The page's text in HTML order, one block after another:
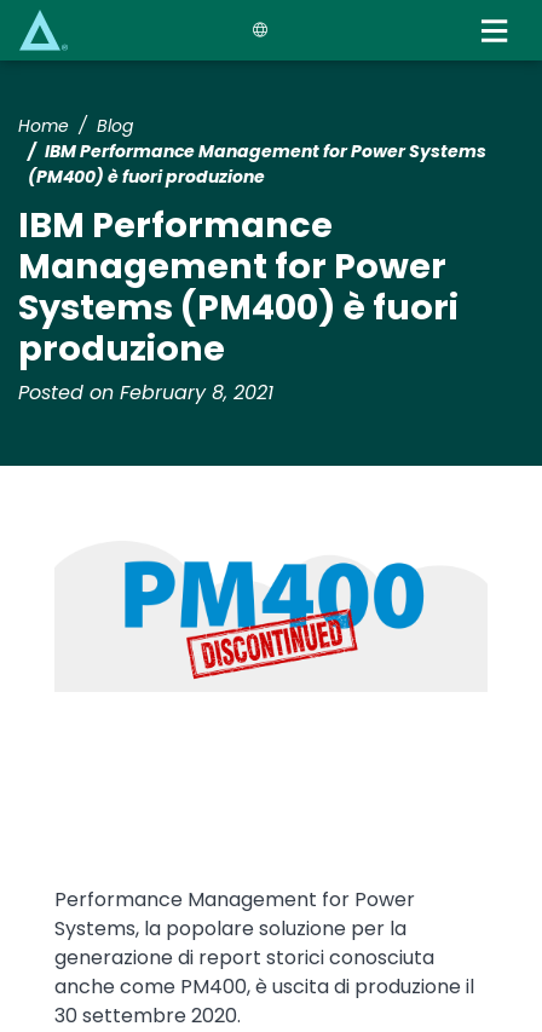
Home
Blog
IBM Performance Management for Power Systems
(PM400) è fuori produzione
IBM Performance
Management for Power
Systems (PM400) è fuori
produzione
Posted on February 8, 2021
Text
Performance Management for Power
Systems, la popolare soluzione per la
generazione di report storici conosciuta
anche come PM400, è uscita di produzione il
30 settembre 2020.